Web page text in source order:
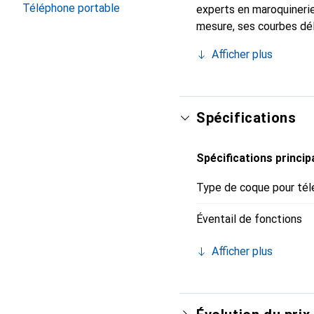
Téléphone portable
experts en
mesure, ses courbes
marque Noreve est un
Afficher plus
Spécifications
Spécifications
Type de coque pour
Éventail de fonctions
Afficher plus